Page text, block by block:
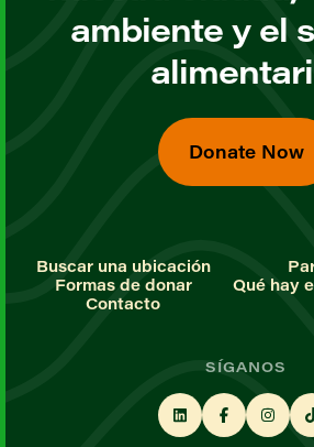
ambiente y el
Donate Now
Buscar una ubicación
Formas de donar
Qué hay
Contacto
SÍGANOS